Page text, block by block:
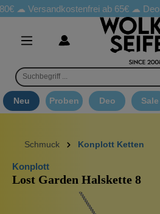
☁Versandkostenfrei ab 65€☁ Deo
Neu Proben Deo Sale
Schmuck Konplott Ketten
Konplott
Lost Garden Halskette 8